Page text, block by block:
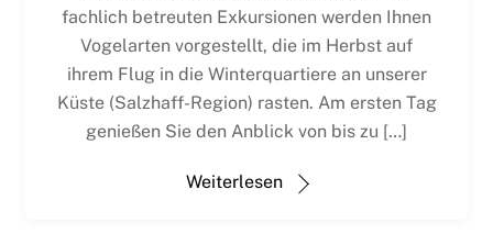
fachlich betreuten Exkursionen werden Ihnen
Vogelarten vorgestellt, die im Herbst auf
ihrem Flug in die Winterquartiere an unserer
Küste (Salzhaff-Region) rasten. Am ersten Tag
genießen Sie den Anblick von bis zu […]
Weiterlesen